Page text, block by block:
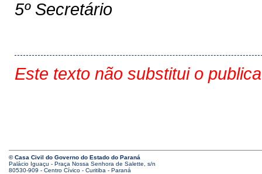
5º Secretário
Este texto não substitui o
© Casa Civil do Governo do Estado do Paraná
Palácio Iguaçu - Praça Nossa Senhora de Salette, s/n
80530-909 - Centro Cívico - Curitiba - Paraná